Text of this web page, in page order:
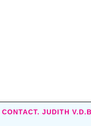
CONTACT. JUDITH